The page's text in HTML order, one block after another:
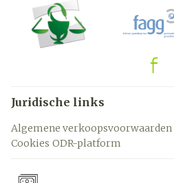
Juridische links
Algemene verkoopsvoorwaarden
Cookies ODR-platform